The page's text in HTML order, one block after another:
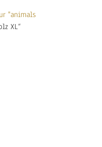
"animals
XL“